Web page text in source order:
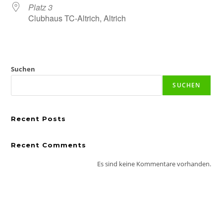
Platz 3
Clubhaus TC-Altrich, Altrich
Suchen
SUCHEN
Recent Posts
Recent Comments
Es sind keine Kommentare vorhanden.